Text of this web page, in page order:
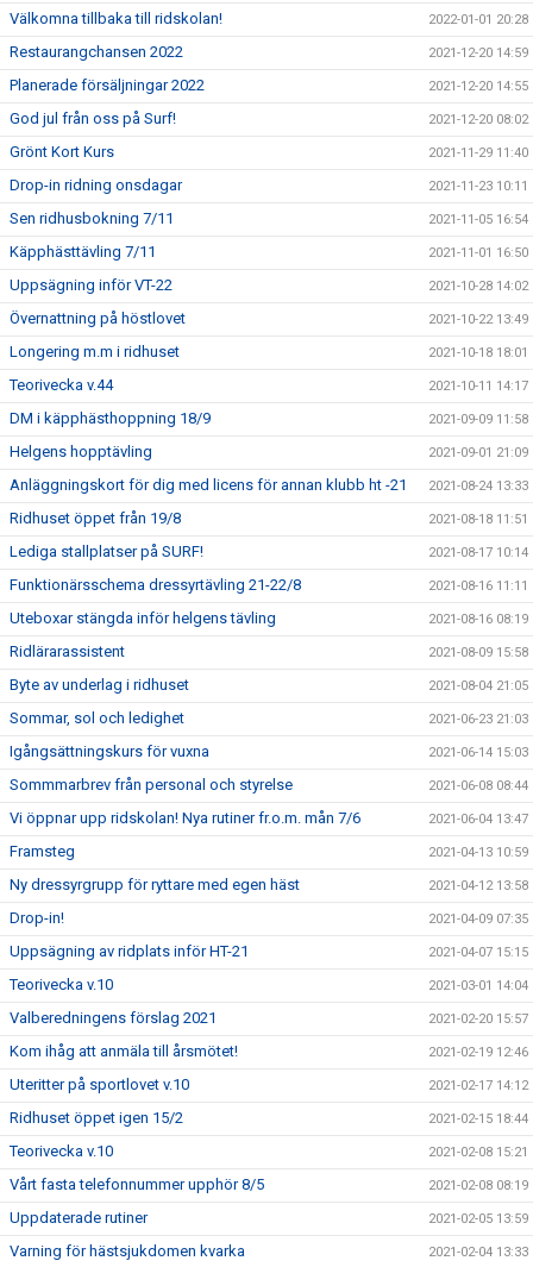
Välkomna tillbaka till ridskolan! 2022-01-01 20:28
Restaurangchansen 2022 2021-12-20 14:59
Planerade försäljningar 2022 2021-12-20 14:55
God jul från oss på Surf! 2021-12-20 08:02
Grönt Kort Kurs 2021-11-29 11:40
Drop-in ridning onsdagar 2021-11-23 10:11
Sen ridhusbokning 7/11 2021-11-05 16:54
Käpphästtävling 7/11 2021-11-01 16:50
Uppsägning inför VT-22 2021-10-28 14:02
Övernattning på höstlovet 2021-10-22 13:49
Longering m.m i ridhuset 2021-10-18 18:01
Teorivecka v.44 2021-10-11 14:17
DM i käpphästhoppning 18/9 2021-09-09 11:58
Helgens hopptävling 2021-09-01 21:09
Anläggningskort för dig med licens för annan klubb ht -21 2021-08-24 13:33
Ridhuset öppet från 19/8 2021-08-18 11:51
Lediga stallplatser på SURF! 2021-08-17 10:14
Funktionärsschema dressyrtävling 21-22/8 2021-08-16 11:11
Uteboxar stängda inför helgens tävling 2021-08-16 08:19
Ridlärarassistent 2021-08-09 15:58
Byte av underlag i ridhuset 2021-08-04 21:05
Sommar, sol och ledighet 2021-06-23 21:03
Igångsättningskurs för vuxna 2021-06-14 15:03
Sommmarbrev från personal och styrelse 2021-06-08 08:44
Vi öppnar upp ridskolan! Nya rutiner fr.o.m. mån 7/6 2021-06-04 13:47
Framsteg 2021-04-13 10:59
Ny dressyrgrupp för ryttare med egen häst 2021-04-12 13:58
Drop-in! 2021-04-09 07:35
Uppsägning av ridplats inför HT-21 2021-04-07 15:15
Teorivecka v.10 2021-03-01 14:04
Valberedningens förslag 2021 2021-02-20 15:57
Kom ihåg att anmäla till årsmötet! 2021-02-19 12:46
Uteritter på sportlovet v.10 2021-02-17 14:12
Ridhuset öppet igen 15/2 2021-02-15 18:44
Teorivecka v.10 2021-02-08 15:21
Vårt fasta telefonnummer upphör 8/5 2021-02-08 08:19
Uppdaterade rutiner 2021-02-05 13:59
Varning för hästsjukdomen kvarka 2021-02-04 13:33